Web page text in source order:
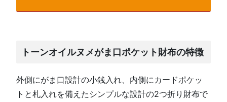
トーンオイルヌメがま口ポケット財布の特徴
外側にがま口設計の小銭入れ、内側にカードポケッ
トと札入れを備えたシンプルな設計の2つ折り財布で